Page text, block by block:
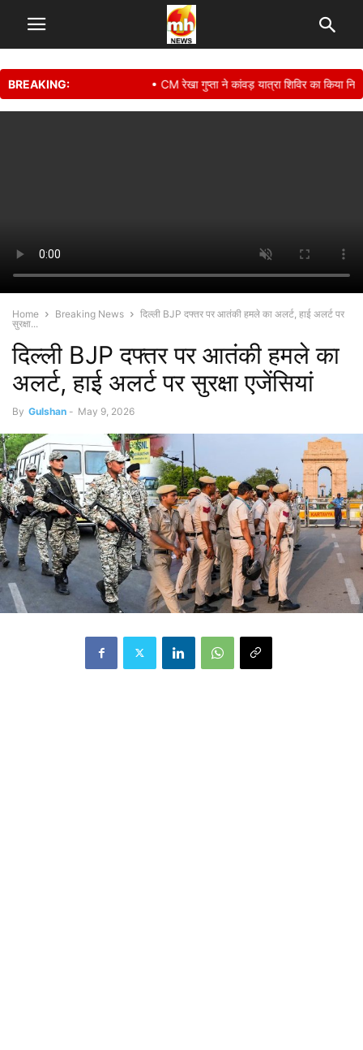
BREAKING: • CM रेखा गुप्ता ने कांवड़ यात्रा शिविर का किया
Home Breaking News
दिल्ली BJP दफ्तर पर आतंकी हमले का अलर्ट, हाई अलर्ट पर
सुरक्षा...
दिल्ली BJP दफ्तर पर आतंकी हमले का
अलर्ट, हाई अलर्ट पर सुरक्षा एजेंसियां
By Gulshan - May 9, 2026